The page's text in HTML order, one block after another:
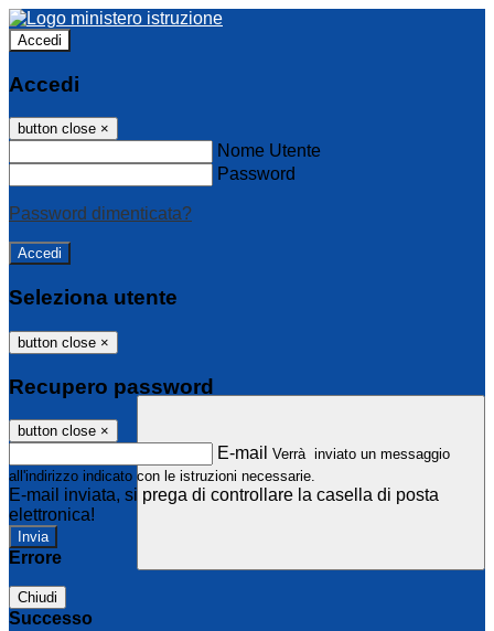
Accedi
Accedi
button close ×
Nome Utente
Password
Password dimenticata?
Seleziona utente
button close ×
Recupero password
button close ×
E-mail Verrà inviato un messaggio
all'indirizzo indicato con le istruzioni necessarie.
E-mail inviata, si prega di controllare la casella di posta
elettronica!
Errore
Chiudi
Successo